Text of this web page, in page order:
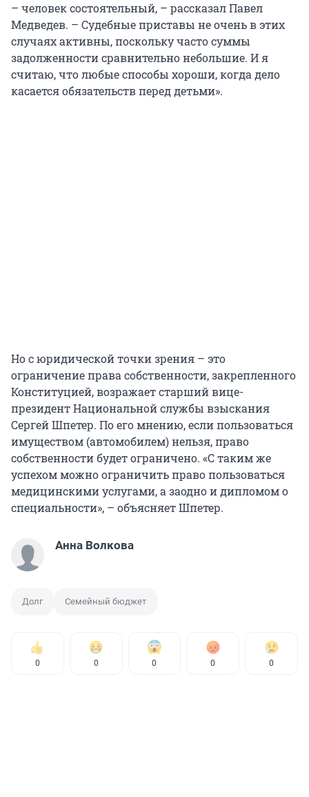
– человек состоятельный, – рассказал Павел
Медведев. – Судебные приставы не очень в этих
случаях активны, поскольку часто суммы
задолженности сравнительно небольшие. И я
считаю, что любые способы хороши, когда дело
касается обязательств перед детьми».
Но с юридической точки зрения – это
ограничение права собственности, закрепленного
Конституцией, возражает старший вице-
президент Национальной службы взыскания
Сергей Шпетер. По его мнению, если пользоваться
имуществом (автомобилем) нельзя, право
собственности будет ограничено. «C таким же
успехом можно ограничить право пользоваться
медицинскими услугами, а заодно и дипломом о
специальности», – объясняет Шпетер.
Анна Волкова
Долг Семейный бюджет
0 0 0 0 0